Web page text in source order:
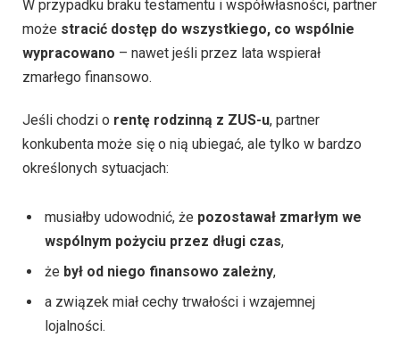
W przypadku braku testamentu i współwłasności, partner
może stracić dostęp do wszystkiego, co wspólnie
wypracowano – nawet jeśli przez lata wspierał
zmarłego finansowo.
Jeśli chodzi o rentę rodzinną z ZUS-u, partner
konkubenta może się o nią ubiegać, ale tylko w bardzo
określonych sytuacjach:
musiałby udowodnić, że pozostawał zmarłym we
wspólnym pożyciu przez długi czas,
że był od niego finansowo zależny,
a związek miał cechy trwałości i wzajemnej
lojalności.